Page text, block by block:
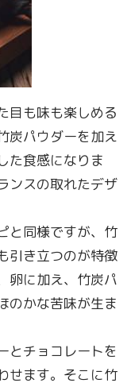
目も味も楽しめる
炭パウダーを加え
た食感になりま
ンスの取れたデザ
と同様ですが、竹
引き立つのが特徴
卵に加え、竹炭パ
のかな苦味が生ま
とチョコレートを
せます。そこに竹